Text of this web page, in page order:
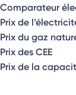
Comparateur
Prix de
Prix du gaz
Prix des CEE
Prix de la